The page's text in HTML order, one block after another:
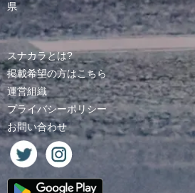
県
スナカラとは?
掲載希望の方はこちら
運営組織
プライバシーポリシー
お問い合わせ